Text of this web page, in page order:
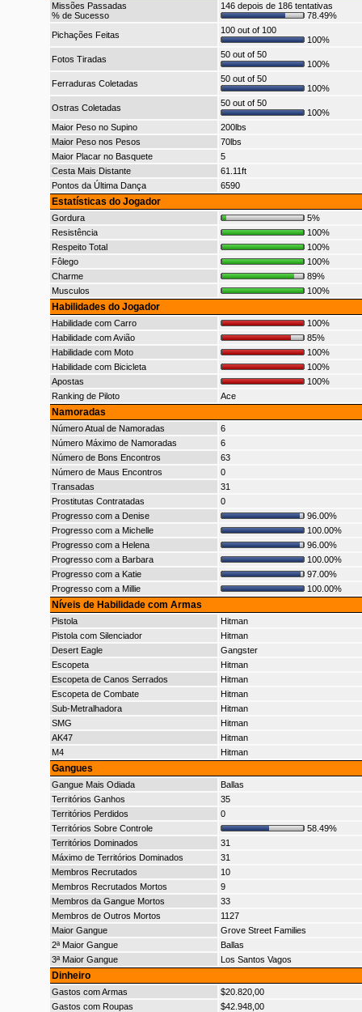
Missões Passadas
% de Sucesso
146 depois de 186 tentativas
78.49%
Pichações Feitas
100 out of 100
100%
Fotos Tiradas
50 out of 50
100%
Ferraduras Coletadas
50 out of 50
100%
Ostras Coletadas
50 out of 50
100%
Maior Peso no Supino
200lbs
Maior Peso nos Pesos
70lbs
Maior Placar no Basquete
5
Cesta Mais Distante
61.11ft
Pontos da Última Dança
6590
Estatísticas do Jogador
Gordura
5%
Resistência
100%
Respeito Total
100%
Fôlego
100%
Charme
89%
Musculos
100%
Habilidades do Jogador
Habilidade com Carro
100%
Habilidade com Avião
85%
Habilidade com Moto
100%
Habilidade com Bicicleta
100%
Apostas
100%
Ranking de Piloto
Ace
Namoradas
Número Atual de Namoradas
6
Número Máximo de Namoradas
6
Número de Bons Encontros
63
Número de Maus Encontros
0
Transadas
31
Prostitutas Contratadas
0
Progresso com a Denise
96.00%
Progresso com a Michelle
100.00%
Progresso com a Helena
96.00%
Progresso com a Barbara
100.00%
Progresso com a Katie
97.00%
Progresso com a Millie
100.00%
Níveis de Habilidade com Armas
Pistola
Hitman
Pistola com Silenciador
Hitman
Desert Eagle
Gangster
Escopeta
Hitman
Escopeta de Canos Serrados
Hitman
Escopeta de Combate
Hitman
Sub-Metralhadora
Hitman
SMG
Hitman
AK47
Hitman
M4
Hitman
Gangues
Gangue Mais Odiada
Ballas
Territórios Ganhos
35
Territórios Perdidos
0
Territórios Sobre Controle
58.49%
Territórios Dominados
31
Máximo de Territórios Dominados
31
Membros Recrutados
10
Membros Recrutados Mortos
9
Membros da Gangue Mortos
33
Membros de Outros Mortos
1127
Maior Gangue
Grove Street Families
2ª Maior Gangue
Ballas
3ª Maior Gangue
Los Santos Vagos
Dinheiro
Gastos com Armas
$20.820,00
Gastos com Roupas
$42.948,00